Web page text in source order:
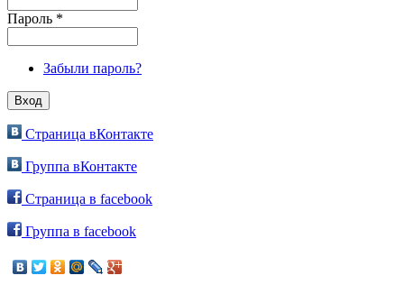
Пароль *
Забыли пароль?
Страница вКонтакте
Группа вКонтакте
Страница в facebook
Группа в facebook